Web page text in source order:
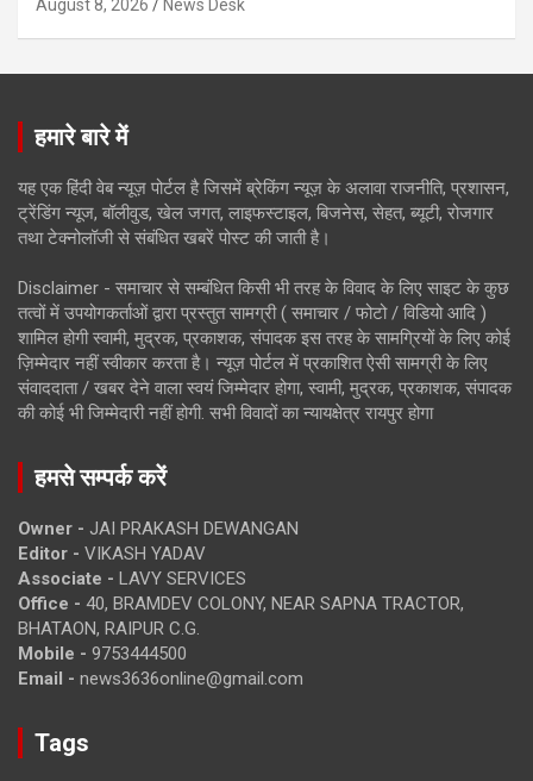
August 8, 2026 News Desk
हमारे बारे में
यह एक हिंदी वेब न्यूज़ पोर्टल है जिसमें ब्रेकिंग न्यूज़ के अलावा राजनीति, प्रशासन,
ट्रेंडिंग न्यूज, बॉलीवुड, खेल जगत, लाइफस्टाइल, बिजनेस, सेहत, ब्यूटी, रोजगार
तथा टेक्नोलॉजी से संबंधित खबरें पोस्ट की जाती है।
Disclaimer - समाचार से सम्बंधित किसी भी तरह के विवाद के लिए साइट के कुछ
तत्वों में उपयोगकर्ताओं द्वारा प्रस्तुत सामग्री ( समाचार / फोटो / विडियो आदि )
शामिल होगी स्वामी, मुद्रक, प्रकाशक, संपादक इस तरह के सामग्रियों के लिए कोई
ज़िम्मेदार नहीं स्वीकार करता है। न्यूज़ पोर्टल में प्रकाशित ऐसी सामग्री के लिए
संवाददाता / खबर देने वाला स्वयं जिम्मेदार होगा, स्वामी, मुद्रक, प्रकाशक, संपादक
की कोई भी जिम्मेदारी नहीं होगी. सभी विवादों का न्यायक्षेत्र रायपुर होगा
हमसे सम्पर्क करें
Owner - JAI PRAKASH DEWANGAN
Editor - VIKASH YADAV
Associate - LAVY SERVICES
Office - 40, BRAMDEV COLONY, NEAR SAPNA TRACTOR,
BHATAON, RAIPUR C.G.
Mobile - 9753444500
Email - news3636online@gmail.com
Tags